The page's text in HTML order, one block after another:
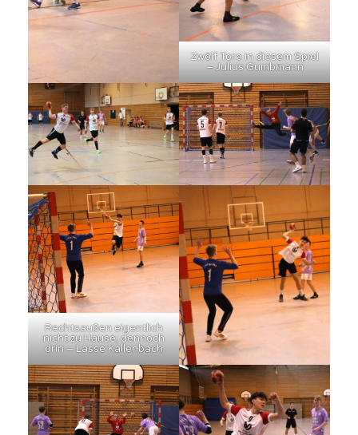
Zwölf Tore in diesem Spiel
– Julius Gumbmann
Rechtsaußen eigentlich
nicht zu Hause, dennoch
drin – Lasse Kallenbach